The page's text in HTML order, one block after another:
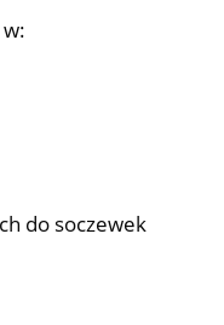
do soczewek